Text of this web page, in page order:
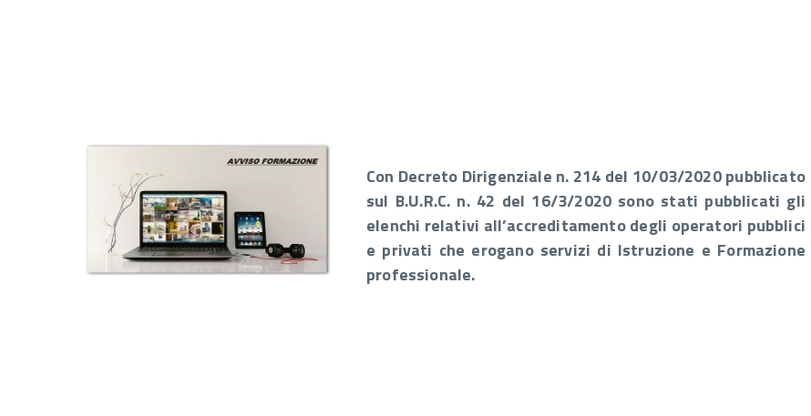
Con Decreto Dirigenziale n. 214 del 10/03/2020 pubblicato
sul B.U.R.C. n. 42 del 16/3/2020 sono stati pubblicati gli
elenchi relativi all’accreditamento degli operatori pubblici
e privati che erogano servizi di Istruzione e Formazione
professionale.